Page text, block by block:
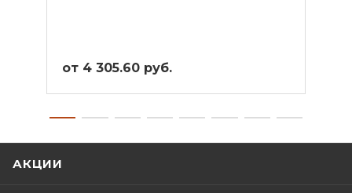
от 4 305.60 руб.
АКЦИИ